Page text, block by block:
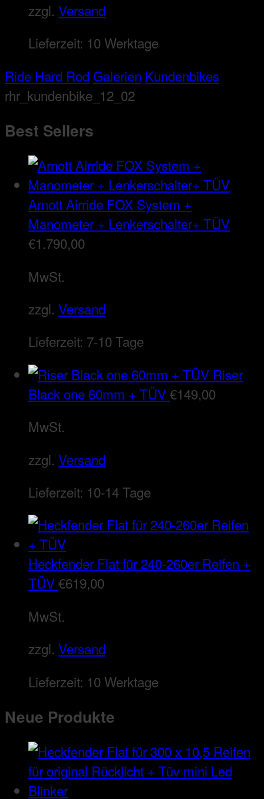
zzgl. Versand
Lieferzeit: 10 Werktage
Ride Hard Rod Galerien Kundenbikes
rhr_kundenbike_12_02
Best Sellers
Arnott Airride FOX System +
Manometer + Lenkerschalter+ TÜV
€1.790,00
MwSt.
zzgl. Versand
Lieferzeit: 7-10 Tage
Riser
Black one 60mm + TÜV€149,00
MwSt.
zzgl. Versand
Lieferzeit: 10-14 Tage
Heckfender Flat für 240-260er Reifen +
TÜV€619,00
MwSt.
zzgl. Versand
Lieferzeit: 10 Werktage
Neue Produkte